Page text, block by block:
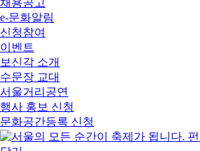
채용공고
e-문화알림
신청참여
이벤트
보신각 소개
수문장 교대
서울거리공연
행사 홍보 신청
문화공간등록 신청